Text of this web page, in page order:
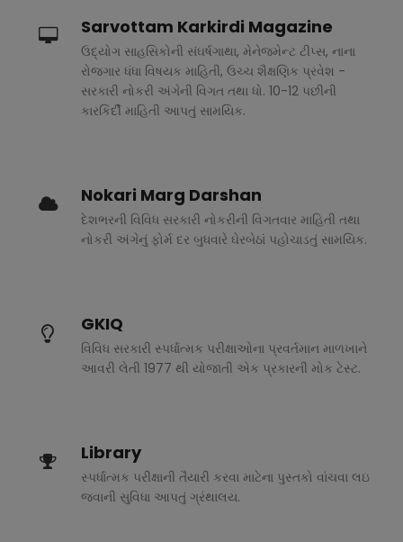
Sarvottam Karkirdi Magazine
ઉદ્યોગ સાહસિકોની સંઘર્ષગાથા, મેનેજમેન્ટ ટીપ્સ, નાના
રોજગાર ધંધા વિષયક માહિતી, ઉચ્ચ શૈક્ષણિક પ્રવેશ -
સરકારી નોકરી અંગેની વિગત તથા ધો. 10-12 પછીની
કારકિર્દી માહિતી આપતું સામયિક.
Nokari Marg Darshan
દેશભરની વિવિધ સરકારી નોકરીની વિગતવાર માહિતી તથા
નોકરી અંગેનું ફોર્મ દર બુધવારે ઘેરબેઠાં પહોચાડતું સામયિક.
GKIQ
વિવિધ સરકારી સ્પર્ધાત્મક પરીક્ષાઓના પ્રવર્તમાન માળખાને
આવરી લેતી 1977 થી યોજાતી એક પ્રકારની મોક ટેસ્ટ.
Library
સ્પર્ધાત્મક પરીક્ષાની તૈયારી કરવા માટેના પુસ્તકો વાંચવા લઇ
જવાની સુવિધા આપતું ગ્રંથાલય.